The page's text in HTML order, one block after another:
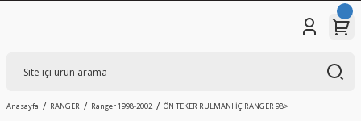
Anasayfa RANGER Ranger 1998-2002 ÖN TEKER RULMANI İÇ RANGER 98>